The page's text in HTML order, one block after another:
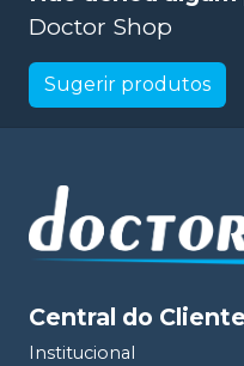
Doctor Shop
Sugerir produtos
Central do Cliente
Institucional